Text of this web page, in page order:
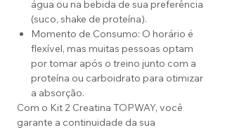
água ou na bebida de sua preferência
(suco, shake de proteína).
Momento de Consumo: O horário é
flexível, mas muitas pessoas optam
por tomar após o treino junto com a
proteína ou carboidrato para otimizar
a absorção.
Com o Kit 2 Creatina TOPWAY, você
garante a continuidade da sua